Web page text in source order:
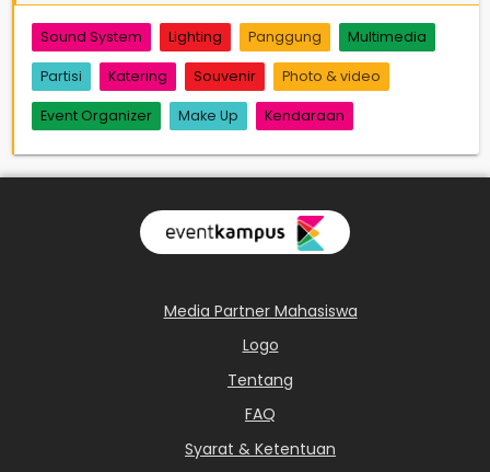
Sound System Lighting Panggung Multimedia
Partisi Katering Souvenir Photo & video
Event Organizer Make Up Kendaraan
Media Partner Mahasiswa
Logo
Tentang
FAQ
Syarat & Ketentuan